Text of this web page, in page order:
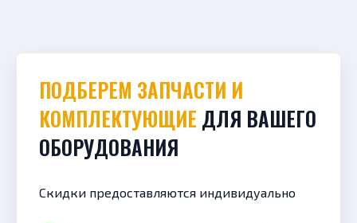
ПОДБЕРЕМ ЗАПЧАСТИ И
КОМПЛЕКТУЮЩИЕ ДЛЯ ВАШЕГО
ОБОРУДОВАНИЯ
Скидки предоставляются индивидуально